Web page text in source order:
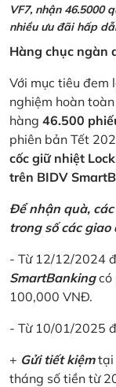
VF7, nhận 46.5000
nhiều ưu đãi hấp
Hàng chục ngàn
Với mục tiêu đem
nghiệm hoàn
hàng 46.500
phiên bản Tết
cốc giữ nhiệt
trên BIDV
Để nhận quà,
trong số các giao
- Từ 12/12/2024
SmartBankingcó
100,000 VNĐ.
- Từ 10/01/2025
+ Gửi tiết kiệmtại
tháng số tiền từ